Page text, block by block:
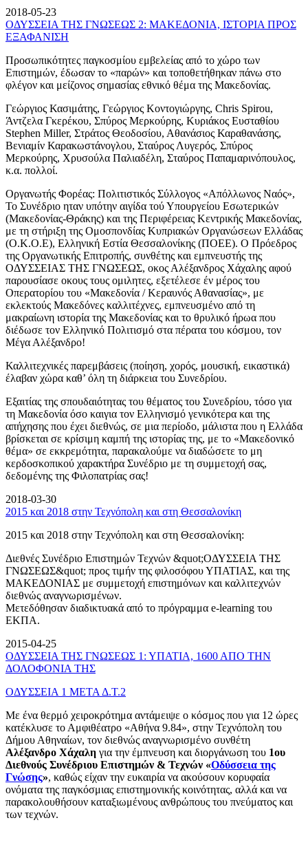
2018-05-23
ΟΔΥΣΣΕΙΑ ΤΗΣ ΓΝΩΣΕΩΣ 2: ΜΑΚΕΔΟΝΙΑ, ΙΣΤΟΡΙΑ ΠΡΟΣ
ΕΞΑΦΑΝΙΣΗ
Προσωπικότητες παγκοσμίου εμβελείας από το χώρο των
Επιστημών, έδωσαν το «παρών» και τοποθετήθηκαν πάνω στο
φλέγον και μείζονος σημασίας εθνικό θέμα της Μακεδονίας.
Γεώργιος Κασιμάτης, Γεώργιος Κοντογιώργης, Chris Spirou,
Άντζελα Γκερέκου, Σπύρος Μερκούρης, Κυριάκος Ευσταθίου
Stephen Miller, Στράτος Θεοδοσίου, Αθανάσιος Καραθανάσης,
Βενιαμίν Καρακωστάνογλου, Σταύρος Λυγερός, Σπύρος
Μερκούρης, Χρυσούλα Παλιαδέλη, Σταύρος Παπαμαρινόπουλος,
κ.α. πολλοί.
Οργανωτής Φορέας: Πολιτιστικός Σύλλογος «Απόλλωνος Ναός»,
Το Συνέδριο ηταν υπότην αιγίδα τού Υπουργείου Εσωτερικών
(Μακεδονίας-Θράκης) και της Περιφέρειας Κεντρικής Μακεδονίας,
με τη στήριξη της Ομοσπονδίας Κυπριακών Οργανώσεων Ελλάδας
(Ο.Κ.Ο.Ε), Ελληνική Εστία Θεσσαλονίκης (ΠΟΕΕ). Ο Πρόεδρος
της Οργανωτικής Επιτροπής, συνθέτης και εμπνευστής της
ΟΔΥΣΣΕΙΑΣ ΤΗΣ ΓΝΩΣΕΩΣ, οκος Αλέξανδρος Χάχαλης αφού
παρουσίασε οκους τους ομιλητες, εξετέλεσε έν μέρος του
Οπερατορίου του «Μακεδονία / Κεραυνός Αθανασίας», με
εκλεκτούς Μακεδόνες καλλιτέχνες, εμπνευσμένο από τη
μακραίωνη ιστορία της Μακεδονίας και το θρυλικό ήρωα που
διέδωσε τον Ελληνικό Πολιτισμό στα πέρατα του κόσμου, τον
Μέγα Αλέξανδρο!
Καλλιτεχνικές παρεμβάσεις (ποίηση, χορός, μουσική, εικαστικά)
έλαβαν χώρα καθ’ όλη τη διάρκεια του Συνεδρίου.
Εξαιτίας της σπουδαιότητας του θέματος του Συνεδρίου, τόσο για
τη Μακεδονία όσο καιγια τον Ελληνισμό γενικότερα και της
απήχησης που έχει διεθνώς, σε μια περίοδο, μάλιστα που η Ελλάδα
βρίσκεται σε κρίσιμη καμπή της ιστορίας της, με το «Μακεδονικό
θέμα» σε εκκρεμότητα, παρακαλούμε να διαδώσετε το μη
κερδοσκοπικού χαρακτήρα Συνέδριο με τη συμμετοχή σας,
δεδομένης της Φιλοπατρίας σας!
2018-03-30
2015 και 2018 στην Τεχνόπολη και στη Θεσσαλονίκη
2015 και 2018 στην Τεχνόπολη και στη Θεσσαλονίκη:
Διεθνές Συνέδριο Επιστημών Τεχνών &quot;ΟΔΥΣΣΕΙΑ ΤΗΣ
ΓΝΩΣΕΩΣ&quot; προς τιμήν της φιλοσόφου ΥΠΑΤΙΑΣ, και της
ΜΑΚΕΔΟΝΙΑΣ με συμμετοχή επιστημόνων και καλλιτεχνών
διεθνώς αναγνωρισμένων.
Μετεδόθησαν διαδικτυακά από το πρόγραμμα e-learning του
ΕΚΠΑ.
2015-04-25
ΟΔΥΣΣΕΙΑ ΤΗΣ ΓΝΩΣΕΩΣ 1: ΥΠΑΤΙΑ, 1600 ΑΠΟ ΤΗΝ
ΔΟΛΟΦΟΝΙΑ ΤΗΣ
ΟΔΥΣΣΕΙΑ 1 ΜΕΤΑ Δ.Τ.2
Με ένα θερμό χειροκρότημα αντάμειψε ο κόσμος που για 12 ώρες
κατέκλυσε το Αμφιθέατρο «Αθήνα 9.84», στην Τεχνόπολη του
Δήμου Αθηναίων, τον διεθνώς αναγνωρισμένο συνθέτη
Αλέξανδρο Χάχαλη για την έμπνευση και διοργάνωση του 1ου
Διεθνούς Συνέδριου Επιστημών & Τεχνών «Οδύσσεια της
Γνώσης», καθώς είχαν την ευκαιρία να ακούσουν κορυφαία
ονόματα της παγκόσμιας επιστημονικής κοινότητας, αλλά και να
παρακολουθήσουν καταξιωμένους ανθρώπους του πνεύματος και
των τεχνών.